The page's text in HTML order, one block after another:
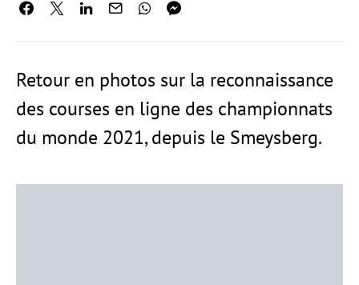
Retour en photos sur la reconnaissance
des courses en ligne des championnats
du monde 2021, depuis le Smeysberg.